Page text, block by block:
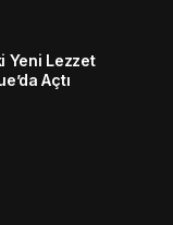
Yeni Lezzet
Açtı